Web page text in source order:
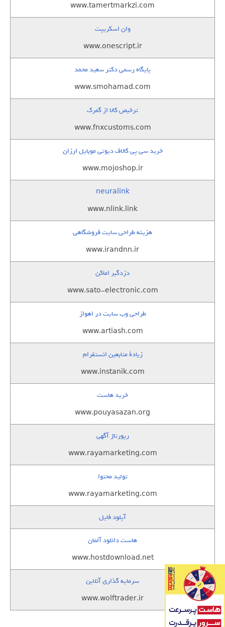
www.tamertmarkzi.com
وان اسکریپت
www.onescript.ir
پایگاه رسمی دکتر سعید محمد
www.smohamad.com
ترخیص کالا از گمرک
www.fnxcustoms.com
خرید سی پی کالاف دیوتی موبایل ارزان
www.mojoshop.ir
neuralink
www.nlink.link
هزینه طراحی سایت فروشگاهی
www.irandnn.ir
دزدگیر اماکن
www.sato-electronic.com
طراحی وب سایت در اهواز
www.artiash.com
زيادة متابعين انستقرام
www.instanik.com
خرید هاست
www.pouyasazan.org
رپورتاژ آگهی
www.rayamarketing.com
تولید محتوا
www.rayamarketing.com
آپلود فایل
هاست دانلود آلمان
www.hostdownload.net
سرمایه گذاری آنلاین
www.wolftrader.ir